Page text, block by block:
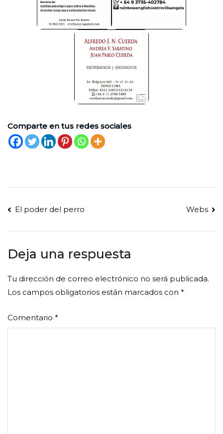
Comparte en tus redes sociales
Navegación
de
entradas
El poder del perro Webs
Deja una respuesta
Tu dirección de correo electrónico no será publicada.
Los campos obligatorios están marcados con *
Comentario *